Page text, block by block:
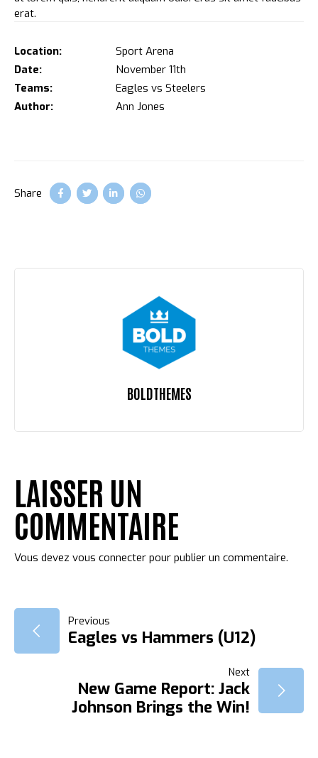
Location:
Sport Arena
Date:
November 11th
Teams:
Eagles vs Steelers
Author:
Ann Jones
erat.
Share
BOLDTHEMES
LAISSER UN
COMMENTAIRE
Vous devez vous connecter pour publier un commentaire.
NAVIGATION
DE
L’ARTICLE
Previous
Eagles vs Hammers (U12)
Next
New Game Report: Jack
Johnson Brings the Win!